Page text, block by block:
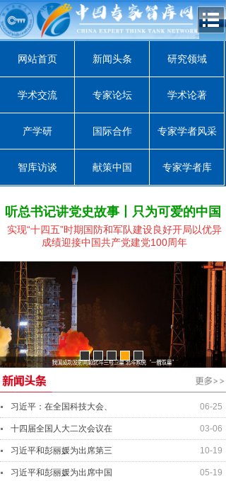
网站首页 新闻头条 研究领域
学术交流 专家论坛 学术论著
产学研 国际合作 专家学者风采
智库访谈 献策中国 专家学者库
听总书记讲党史故事丨只为可爱的中国
实现“十四五”时期国防和军队建设良好开局以优异
成绩迎接中国共产党建党100周年
资产管理经理 总会计师
06-25
习近平：在全国科技大会、
03-06
十四届全国人大二次会议在
10-19
习近平和彭丽媛为出席第三
05-19
习近平和彭丽媛为出席中国